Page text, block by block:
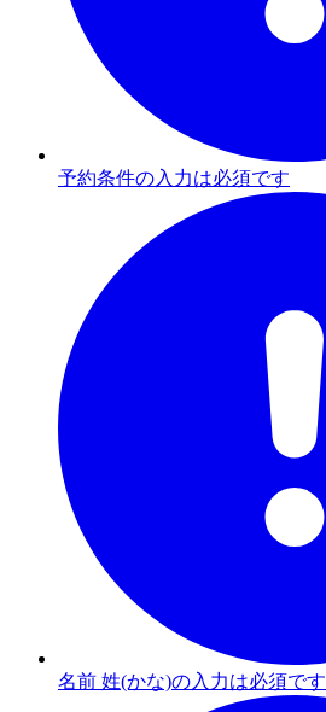
予約条件の入力は必須です
名前 姓(かな)の入力は必須です